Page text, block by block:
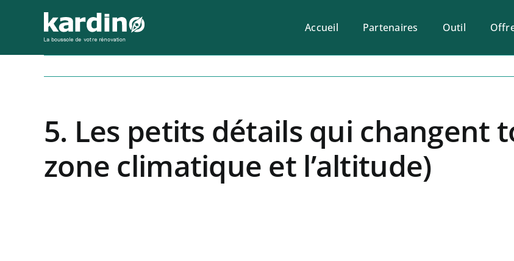
Accueil Partenaires Outil
5. Les petits détails qui changent
zone climatique et l’altitude)